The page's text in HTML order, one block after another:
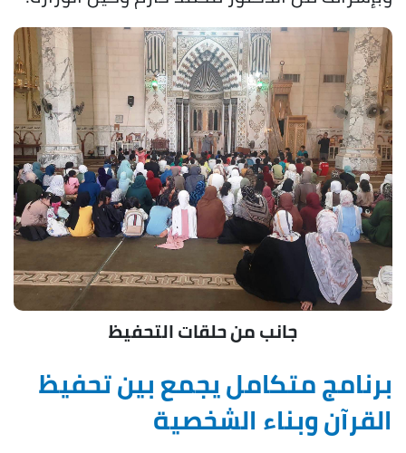
جانب من حلقات التحفيظ
برنامج متكامل يجمع بين تحفيظ
القرآن وبناء الشخصية